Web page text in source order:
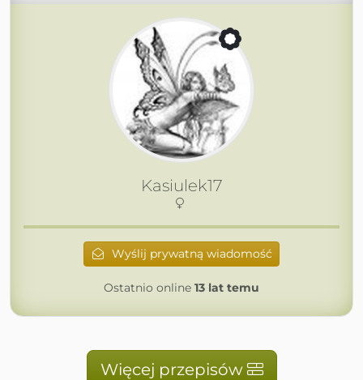
Kasiulek17
Wyślij prywatną wiadomość
Ostatnio online 13 lat temu
Więcej przepisów